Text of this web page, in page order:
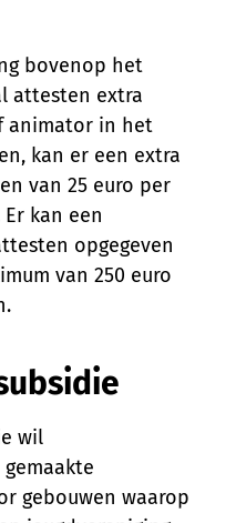
bovenop het
attesten extra
animator in het
kan er een extra
van 25 euro per
kan een
opgegeven
van 250 euro
wil
gebouwen waarop